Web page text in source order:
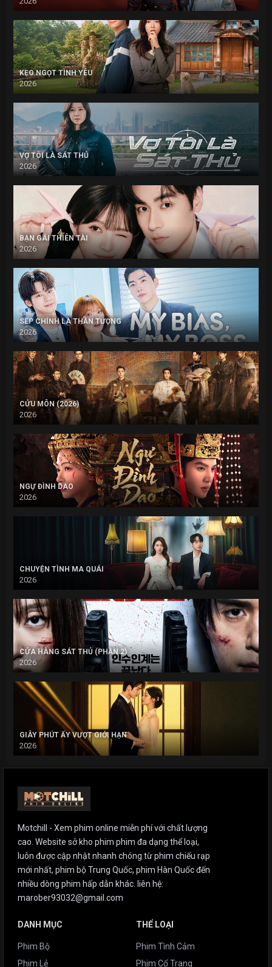
KẸO NGỌT TÌNH YÊU
2026
VỢ TÔI LÀ SÁT THỦ
2026
BẠN GÁI THIÊN TÀI
2026
SẾP CHÍNH LÀ THẦN TƯỢNG
2026
CỬU MÔN (2026)
2026
NGỰ ĐÌNH DAO
2026
CHUYỆN TÌNH MA QUÁI
2026
CỬA HÀNG SÁT THỦ (PHẦN 2)
2026
GIÂY PHÚT ẤY VƯỢT GIỚI HẠN
2026
Motchill - Xem phim online miễn phí với chất lượng
cao. Website sở kho phim phim đa dạng thể loại,
luôn được cập nhật nhanh chóng từ phim chiếu rạp
mới nhất, phim bộ Trung Quốc, phim Hàn Quốc đến
nhiều dòng phim hấp dẫn khác. liên hệ:
marober93032@gmail.com
DANH MỤC
Phim Bộ
Phim Lẻ
THỂ LOẠI
Phim Tình Cảm
Phim Cổ Trang